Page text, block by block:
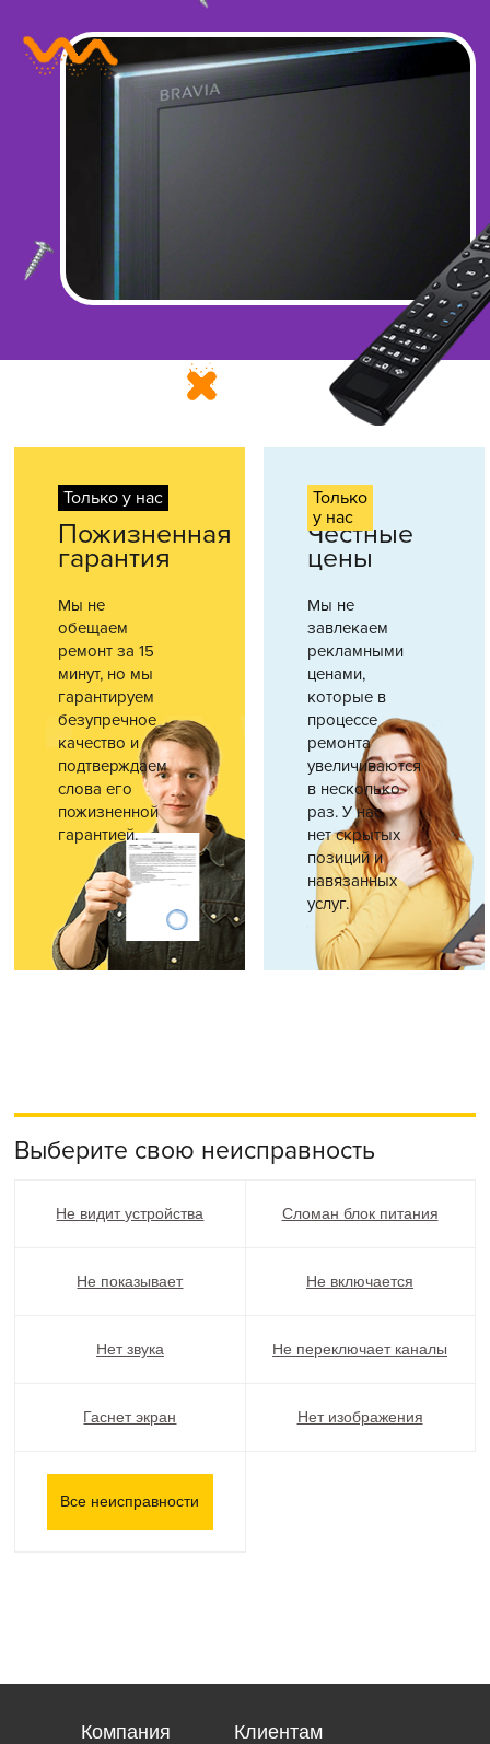
Только у нас
Пожизненная
гарантия
Мы не
обещаем
ремонт за 15
минут, но мы
гарантируем
безупречное
качество и
подтверждаем
слова его
пожизненной
гарантией.
Только
у нас
Честные
цены
Мы не
завлекаем
рекламными
ценами,
которые в
процессе
ремонта
увеличиваются
в несколько
раз. У нас
нет скрытых
позиций и
навязанных
услуг.
Выберите свою неисправность
Не видит устройства Сломан блок питания
Не показывает Не включается
Нет звука Не переключает каналы
Гаснет экран Нет изображения
Все неисправности
Компания Клиентам